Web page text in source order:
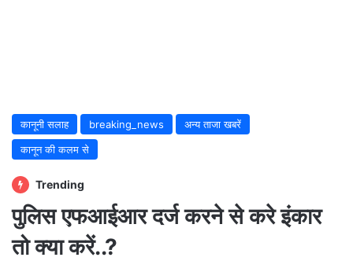
कानूनी सलाह breaking_news
अन्य ताजा खबरें
कानून की कलम से
Trending
पुलिस एफआईआर दर्ज करने से करे इंकार
तो क्या करें..?